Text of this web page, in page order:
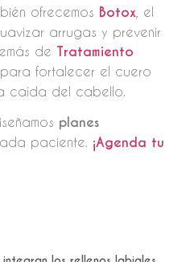
ofrecemos Botox , el
arrugas y prevenir
de Tratamiento
fortalecer el cuero
caída del cabello.
planes
paciente. ¡Agenda tu